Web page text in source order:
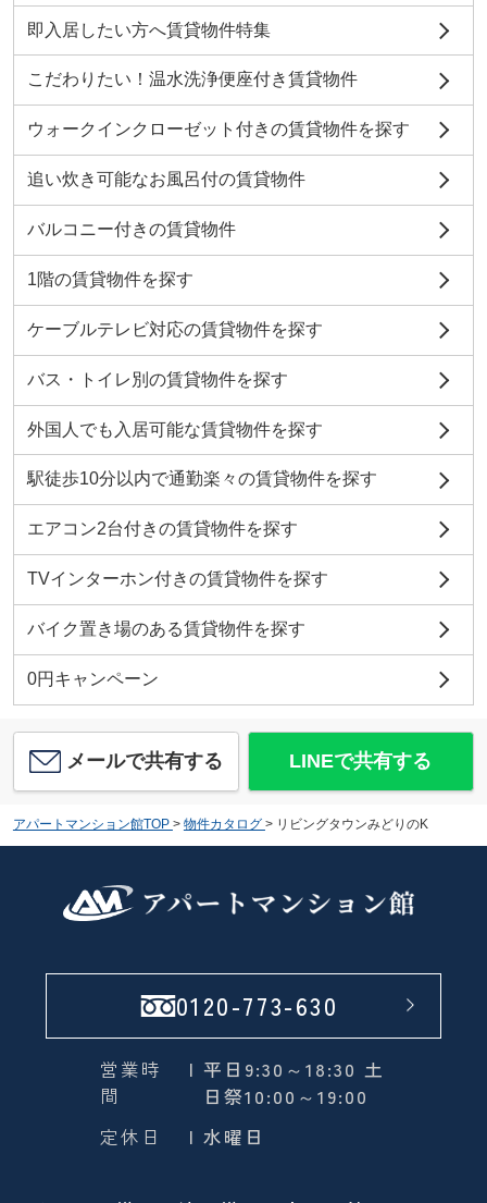
即入居したい方へ賃貸物件特集
こだわりたい！温水洗浄便座付き賃貸物件
ウォークインクローゼット付きの賃貸物件を探す
追い炊き可能なお風呂付の賃貸物件
バルコニー付きの賃貸物件
1階の賃貸物件を探す
ケーブルテレビ対応の賃貸物件を探す
バス・トイレ別の賃貸物件を探す
外国人でも入居可能な賃貸物件を探す
駅徒歩10分以内で通勤楽々の賃貸物件を探す
エアコン2台付きの賃貸物件を探す
TVインターホン付きの賃貸物件を探す
バイク置き場のある賃貸物件を探す
0円キャンペーン
メールで共有する LINEで共有する
アパートマンション館TOP > 物件カタログ > リビングタウンみどりのK
0120-773-630
営業時
間
| 平日9:30～18:30 土
日祭10:00～19:00
定休日
| 水曜日